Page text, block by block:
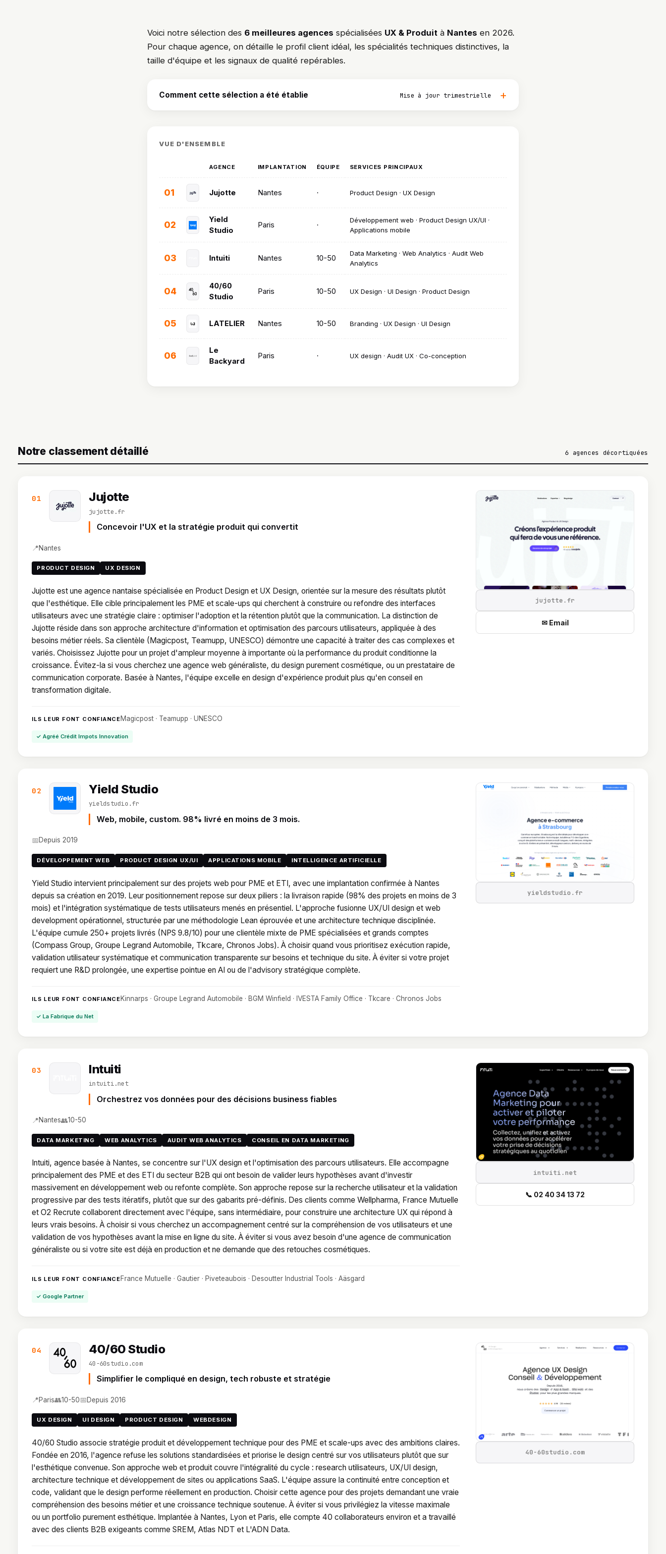
Voici notre sélection des 6 meilleures agences spécialisées UX & Produit à Nantes en 2026.
Pour chaque agence, on détaille le profil client idéal, les spécialités techniques distinctives, la
taille d'équipe et les signaux de qualité repérables.
Comment cette sélection a été établie Mise à jour trimestrielle
VUE D'ENSEMBLE
AGENCE IMPLANTATION ÉQUIPE SERVICES PRINCIPAUX
01 Jujotte Nantes · Product Design · UX Design
02
Yield
Studio
Paris ·
Développement web · Product Design UX/UI ·
Applications mobile
03 Intuiti Nantes 10-50
Data Marketing · Web Analytics · Audit Web
Analytics
04
40/60
Studio
Paris 10-50 UX Design · UI Design · Product Design
05 LATELIER Nantes 10-50 Branding · UX Design · UI Design
06
Le
Backyard
Paris · UX design · Audit UX · Co-conception
Notre classement détaillé 6 agences décortiquées
01 Jujotte
jujotte.fr
Concevoir l'UX et la stratégie produit qui convertit
📍Nantes
PRODUCT DESIGN UX DESIGN
Jujotte est une agence nantaise spécialisée en Product Design et UX Design, orientée sur la mesure des résultats plutôt
que l'esthétique. Elle cible principalement les PME et scale-ups qui cherchent à construire ou refondre des interfaces
utilisateurs avec une stratégie claire : optimiser l'adoption et la rétention plutôt que la communication. La distinction de
Jujotte réside dans son approche architecture d'information et optimisation des parcours utilisateurs, appliquée à des
besoins métier réels. Sa clientèle (Magicpost, Teamupp, UNESCO) démontre une capacité à traiter des cas complexes et
variés. Choisissez Jujotte pour un projet d'ampleur moyenne à importante où la performance du produit conditionne la
croissance. Évitez-la si vous cherchez une agence web généraliste, du design purement cosmétique, ou un prestataire de
communication corporate. Basée à Nantes, l'équipe excelle en design d'expérience produit plus qu'en conseil en
transformation digitale.
ILS LEUR FONT CONFIANCE Magicpost · Teamupp · UNESCO
✓ Agréé Crédit Impots Innovation
jujotte.fr
✉ Email
02 Yield Studio
yieldstudio.fr
Web, mobile, custom. 98% livré en moins de 3 mois.
📅Depuis 2019
DÉVELOPPEMENT WEB PRODUCT DESIGN UX/UI APPLICATIONS MOBILE INTELLIGENCE ARTIFICIELLE
Yield Studio intervient principalement sur des projets web pour PME et ETI, avec une implantation confirmée à Nantes
depuis sa création en 2019. Leur positionnement repose sur deux piliers : la livraison rapide (98% des projets en moins de 3
mois) et l'intégration systématique de tests utilisateurs menés en présentiel. L'approche fusionne UX/UI design et web
development opérationnel, structurée par une méthodologie Lean éprouvée et une architecture technique disciplinée.
L'équipe cumule 250+ projets livrés (NPS 9.8/10) pour une clientèle mixte de PME spécialisées et grands comptes
(Compass Group, Groupe Legrand Automobile, Tkcare, Chronos Jobs). À choisir quand vous prioritisez exécution rapide,
validation utilisateur systématique et communication transparente sur besoins et technique du site. À éviter si votre projet
requiert une R&D prolongée, une expertise pointue en AI ou de l'advisory stratégique complète.
ILS LEUR FONT CONFIANCE Kinnarps · Groupe Legrand Automobile · BGM Winfield · IVESTA Family Office · Tkcare · Chronos Jobs
✓ La Fabrique du Net
yieldstudio.fr
03 Intuiti
intuiti.net
Orchestrez vos données pour des décisions business fiables
📍Nantes👥10-50
DATA MARKETING WEB ANALYTICS AUDIT WEB ANALYTICS CONSEIL EN DATA MARKETING
Intuiti, agence basée à Nantes, se concentre sur l'UX design et l'optimisation des parcours utilisateurs. Elle accompagne
principalement des PME et des ETI du secteur B2B qui ont besoin de valider leurs hypothèses avant d'investir
massivement en développement web ou refonte complète. Son approche repose sur la recherche utilisateur et la validation
progressive par des tests itératifs, plutôt que sur des gabarits pré-définis. Des clients comme Wellpharma, France Mutuelle
et O2 Recrute collaborent directement avec l'équipe, sans intermédiaire, pour construire une architecture UX qui répond à
leurs vrais besoins. À choisir si vous cherchez un accompagnement centré sur la compréhension de vos utilisateurs et une
validation de vos hypothèses avant la mise en ligne du site. À éviter si vous avez besoin d'une agence de communication
généraliste ou si votre site est déjà en production et ne demande que des retouches cosmétiques.
ILS LEUR FONT CONFIANCE France Mutuelle · Gautier · Piveteaubois · Desoutter Industrial Tools · Aäsgard
✓ Google Partner
intuiti.net
📞 02 40 34 13 72
04 40/60 Studio
40-60studio.com
Simplifier le compliqué en design, tech robuste et stratégie
📍Paris👥10-50📅Depuis 2016
UX DESIGN UI DESIGN PRODUCT DESIGN WEBDESIGN
40/60 Studio associe stratégie produit et développement technique pour des PME et scale-ups avec des ambitions claires.
Fondée en 2016, l'agence refuse les solutions standardisées et priorise le design centré sur vos utilisateurs plutôt que sur
l'esthétique convenue. Son approche web et produit couvre l'intégralité du cycle : research utilisateurs, UX/UI design,
architecture technique et développement de sites ou applications SaaS. L'équipe assure la continuité entre conception et
code, validant que le design performe réellement en production. Choisir cette agence pour des projets demandant une vraie
compréhension des besoins métier et une croissance technique soutenue. À éviter si vous privilégiez la vitesse maximale
ou un portfolio purement esthétique. Implantée à Nantes, Lyon et Paris, elle compte 40 collaborateurs environ et a travaillé
avec des clients B2B exigeants comme SREM, Atlas NDT et L'ADN Data.
40-60studio.com